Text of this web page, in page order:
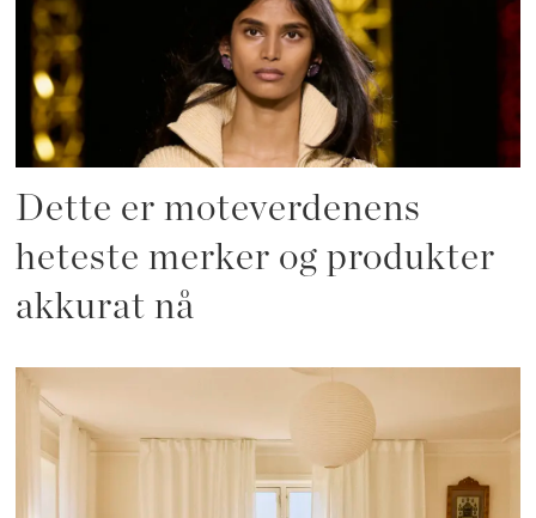
Dette er moteverdenens
heteste merker og produkter
akkurat nå